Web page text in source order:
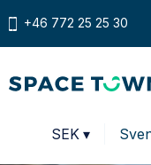
+46 772 25 25 30
SEK ▾